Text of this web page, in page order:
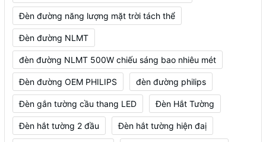
Đèn đường năng lượng mặt trời tách thể
Đèn đường NLMT
đèn đường NLMT 500W chiếu sáng bao nhiêu mét
Đèn đường OEM PHILIPS đèn đường philips
Đèn gắn tường cầu thang LED Đèn Hắt Tường
Đèn hắt tường 2 đầu Đèn hắt tường hiện đaị